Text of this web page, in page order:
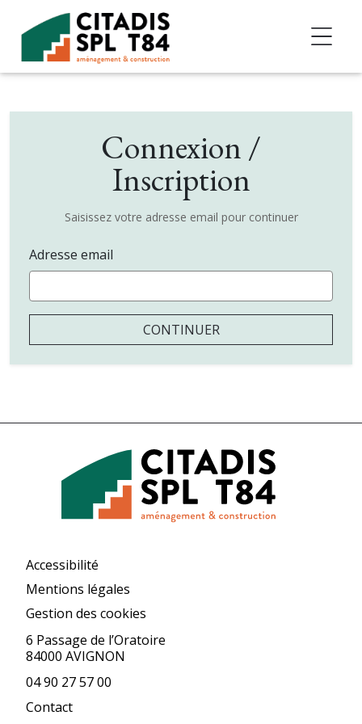
Accéder au contenu
Connexion /
Inscription
Saisissez votre adresse email pour continuer
Adresse email
CONTINUER
Accessibilité
Mentions légales
Gestion des cookies
6 Passage de l’Oratoire
84000 AVIGNON
04 90 27 57 00
Contact